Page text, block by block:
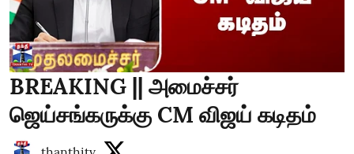
BREAKING || அமைச்சர்
ஜெய்சங்கருக்கு CM விஜய் கடிதம்